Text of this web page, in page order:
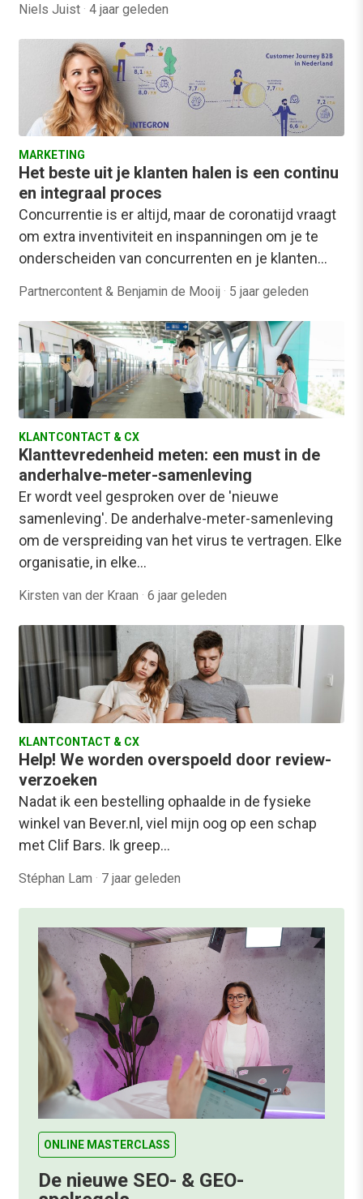
Niels Juist · 4 jaar geleden
MARKETING
Het beste uit je klanten halen is een continu
en integraal proces
Concurrentie is er altijd, maar de coronatijd vraagt
om extra inventiviteit en inspanningen om je te
onderscheiden van concurrenten en je klanten…
Partnercontent & Benjamin de Mooij · 5 jaar geleden
KLANTCONTACT & CX
Klanttevredenheid meten: een must in de
anderhalve-meter-samenleving
Er wordt veel gesproken over de 'nieuwe
samenleving'. De anderhalve-meter-samenleving
om de verspreiding van het virus te vertragen. Elke
organisatie, in elke…
Kirsten van der Kraan · 6 jaar geleden
KLANTCONTACT & CX
Help! We worden overspoeld door review-
verzoeken
Nadat ik een bestelling ophaalde in de fysieke
winkel van Bever.nl, viel mijn oog op een schap
met Clif Bars. Ik greep…
Stéphan Lam · 7 jaar geleden
ONLINE MASTERCLASS
De nieuwe SEO- & GEO-